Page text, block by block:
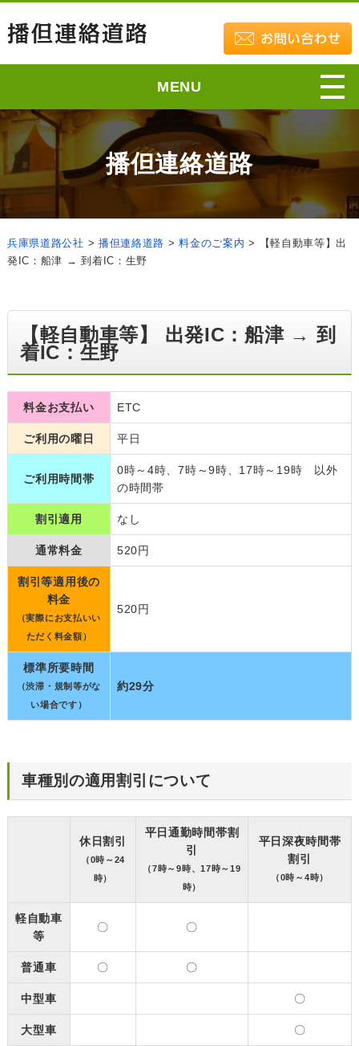
MENU
播但連絡道路
兵庫県道路公社 > 播但連絡道路 >料金のご案内 >
【軽自動車等】出
発IC：船津 → 到着IC：生野
【軽自動車等】 出発IC：船津 → 到
着IC：生野
料金お支払い ETC
ご利用の曜日 平日
ご利用時間帯
0時～4時、7時～9時、17時～19時 以外
の時間帯
割引適用 なし
通常料金 520円
割引等適用後の
料金
（実際にお支払いい
ただく料金額）
520円
標準所要時間
（渋滞・規制等がな
い場合です）
約29分
車種別の適用割引について
休日割引
（0時～24
時）
平日通勤時間帯割
引
（7時～9時、17時～19
時）
平日深夜時間帯
割引
（0時～4時）
軽自動車
等
〇 〇
普通車 〇 〇
中型車 〇
大型車 〇